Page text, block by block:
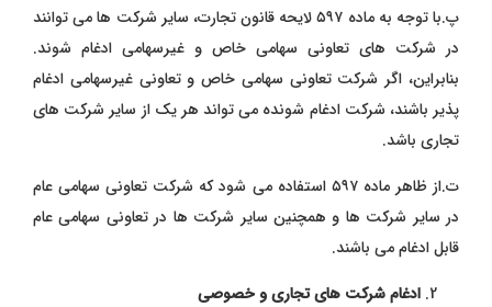
پ.با توجه به ماده ۵۹۷ لایحه قانون تجارت، سایر شرکت‌ ها می ‌توانند
در شرکت ‌های تعاونی سهامی خاص و غیرسهامی ادغام شوند.
بنابراین، اگر شرکت تعاونی سهامی خاص و تعاونی غیرسهامی ادغام‌
پذیر باشند، شرکت ادغام‌ شونده می ‌تواند هر یک از سایر شرکت‌ های
تجاری باشد.
ت.از ظاهر ماده ۵۹۷ استفاده می ‌شود که شرکت تعاونی سهامی عام
در سایر شرکت ‌ها و همچنین سایر شرکت‌ ها در تعاونی سهامی عام
قابل ادغام می ‌باشند.
ادغام شرکت‌ های تجاری و خصوصی